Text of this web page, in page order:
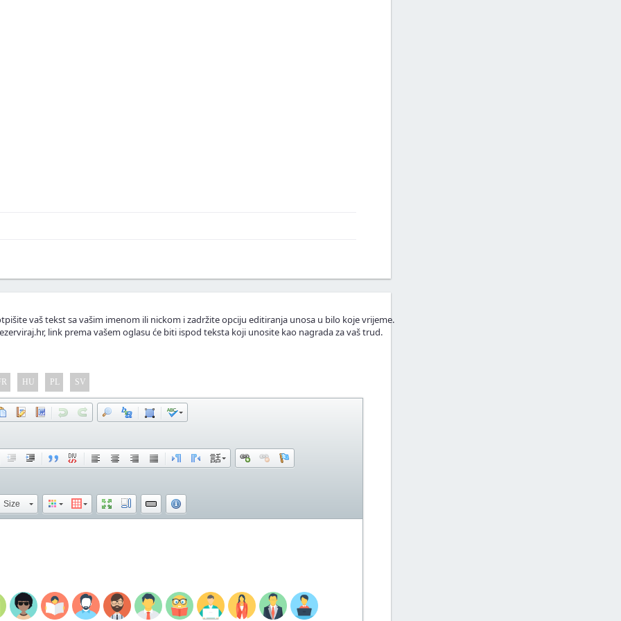
ili fotografije.
vaš tekst sa vašim imenom ili nickom i zadržite opciju editiranja unosa u bilo koje vrijeme.
link prema vašem oglasu će biti ispod teksta koji unosite kao nagrada za vaš trud.
HU PL SV
Size